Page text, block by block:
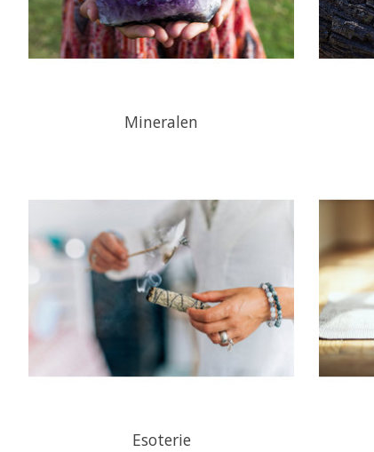
Mineralen
Esoterie